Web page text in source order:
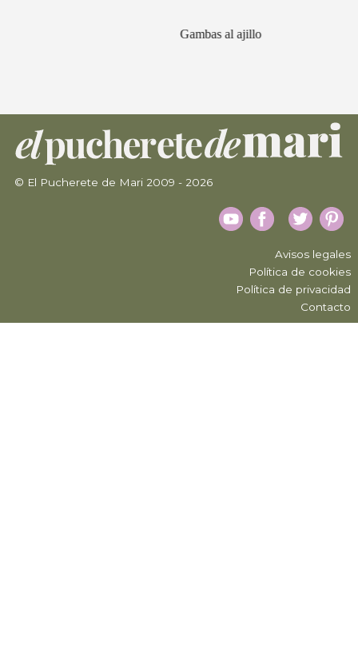
© El Pucherete de Mari 2009 - 2026
Avisos legales
Política de cookies
Política de privacidad
Contacto